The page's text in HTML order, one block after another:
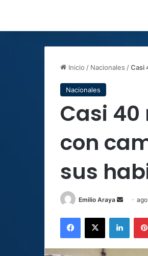
Inicio / Nacionales /Casi
Nacionales
Casi
con
sus
Emilio Araya
Send
Facebook
X